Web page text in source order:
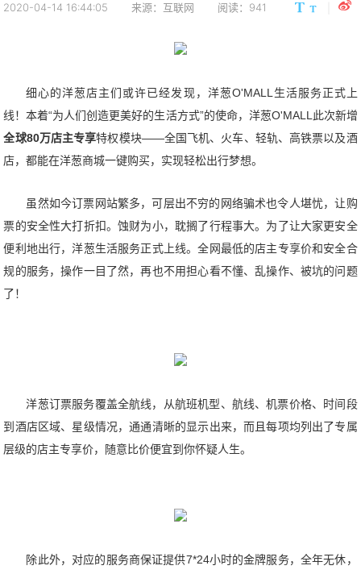
2020-04-14 16:44:05 来源：互联网 阅读：941
细心的洋葱店主们或许已经发现，洋葱O'MALL生活服务正式上
线！本着“为人们创造更美好的生活方式”的使命，洋葱O'MALL此次新增
全球80万店主专享特权模块——全国飞机、火车、轻轨、高铁票以及酒
店，都能在洋葱商城一键购买，实现轻松出行梦想。
虽然如今订票网站繁多，可层出不穷的网络骗术也令人堪忧，让购
票的安全性大打折扣。蚀财为小，耽搁了行程事大。为了让大家更安全
便利地出行，洋葱生活服务正式上线。全网最低的店主专享价和安全合
规的服务，操作一目了然，再也不用担心看不懂、乱操作、被坑的问题
了！
洋葱订票服务覆盖全航线，从航班机型、航线、机票价格、时间段
到酒店区域、星级情况，通通清晰的显示出来，而且每项均列出了专属
层级的店主专享价，随意比价便宜到你怀疑人生。
除此外，对应的服务商保证提供7*24小时的金牌服务，全年无休，